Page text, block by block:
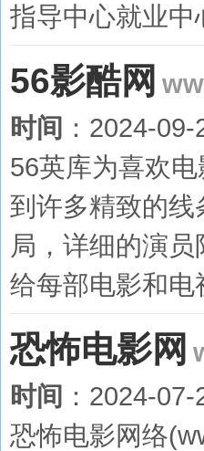
指导中心就业中
56影酷网
时间 ：2024-09-
56英库为喜欢
到许多精致的
局，详细的演
给每部电影和电
恐怖电影网
时间 ：2024-07-
恐怖电影网络